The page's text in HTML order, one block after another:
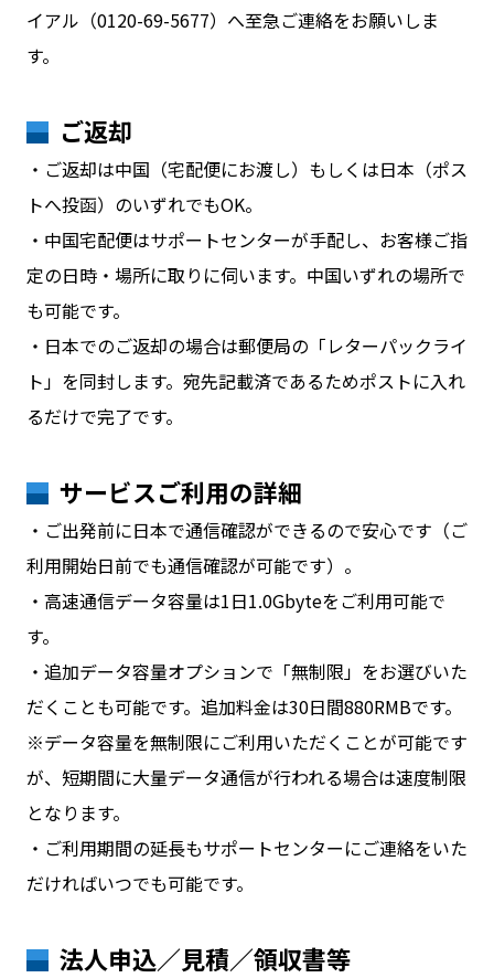
イアル（0120-69-5677）へ至急ご連絡をお願いしま
す。
ご返却
・ご返却は中国（宅配便にお渡し）もしくは日本（ポス
トへ投函）のいずれでもOK。
・中国宅配便はサポートセンターが手配し、お客様ご指
定の日時・場所に取りに伺います。中国いずれの場所で
も可能です。
・日本でのご返却の場合は郵便局の「レターパックライ
ト」を同封します。宛先記載済であるためポストに入れ
るだけで完了です。
サービスご利用の詳細
・ご出発前に日本で通信確認ができるので安心です（ご
利用開始日前でも通信確認が可能です）。
・高速通信データ容量は1日1.0Gbyteをご利用可能で
す。
・追加データ容量オプションで「無制限」をお選びいた
だくことも可能です。追加料金は30日間880RMBです。
※データ容量を無制限にご利用いただくことが可能です
が、短期間に大量データ通信が行われる場合は速度制限
となります。
・ご利用期間の延長もサポートセンターにご連絡をいた
だければいつでも可能です。
法人申込／見積／領収書等